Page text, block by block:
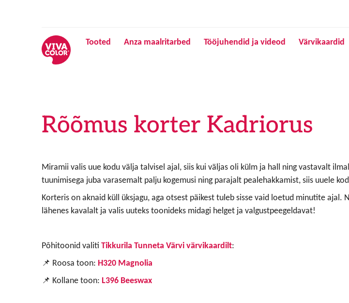
Tooted Anza maalritarbed Tööjuhendid ja videod Värvikaardid
Rõõmus korter Kadriorus
Miramii valis uue kodu välja talvisel ajal, siis kui väljas oli külm ja hall ning vastavalt
tuunimisega juba varasemalt palju kogemusi ning parajalt pealehakkamist, siis uuele
Korteris on aknaid küll üksjagu, aga otsest päikest tuleb sisse vaid loetud minutite
lähenes kavalalt ja valis uuteks toonideks midagi helget ja valgustpeegeldavat!
Põhitoonid valitiTikkurila Tunneta Värvi värvikaardilt:
📌 Roosa toon: H320 Magnolia
📌 Kollane toon: L396 Beeswax